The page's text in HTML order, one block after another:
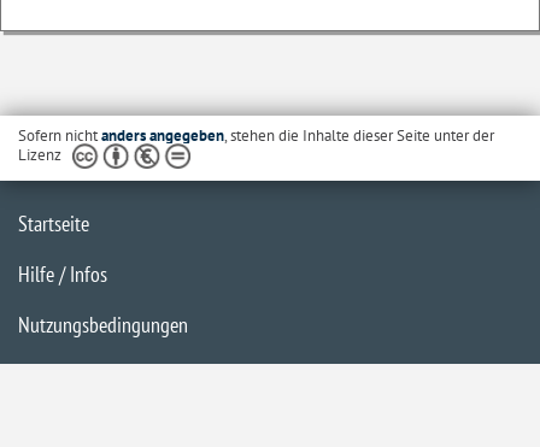
Sofern nichtanders angegeben, stehen die Inhalte dieser Seite unter der
Lizenz
Startseite
Hilfe / Infos
Nutzungsbedingungen